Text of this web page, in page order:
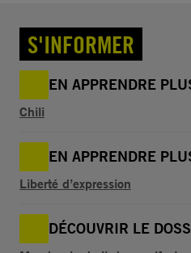
S'INFORMER
EN APPRENDRE
Chili
EN APPRENDRE
Liberté d’expression
DÉCOUVRIR LE